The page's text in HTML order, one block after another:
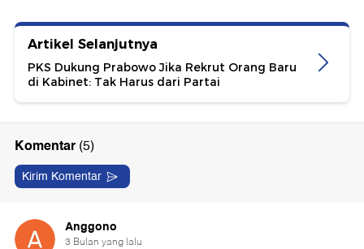
Artikel Selanjutnya
PKS Dukung Prabowo Jika Rekrut Orang Baru
di Kabinet: Tak Harus dari Partai